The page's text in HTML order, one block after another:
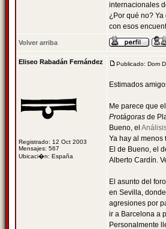
internacionales
¿Por qué no?
con esos
Volver arriba
Eliseo Rabadán Fernández
Registrado: 12 Oct 2003
Mensajes: 567
Ubicaci�n: España
Publicado: Dom
Estimados
Me parece que
Protágoras de
Bueno, el
Ya hay al menos
El de Bueno, el
Alberto Cardín.
El asunto del
en Sevilla,
agresiones por
ir a Barcelona a
Personalmente